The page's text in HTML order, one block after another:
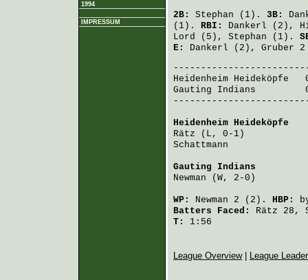
1994
IMPRESSUM
2B: Stephan (1). 3B:
(1). RBI: Dankerl (2),
Lord (5), Stephan (1).
E: Dankerl (2), Gruber
Heidenheim Heideköpfe
Gauting Indians
Heidenheim Heideköpfe
Rätz (L, 0-1)
Schattmann
Gauting Indians
Newman (W, 2-0)
WP: Newman 2 (2). HBP:
Batters Faced: Rätz 28,
T:
1:56
League Overview| League